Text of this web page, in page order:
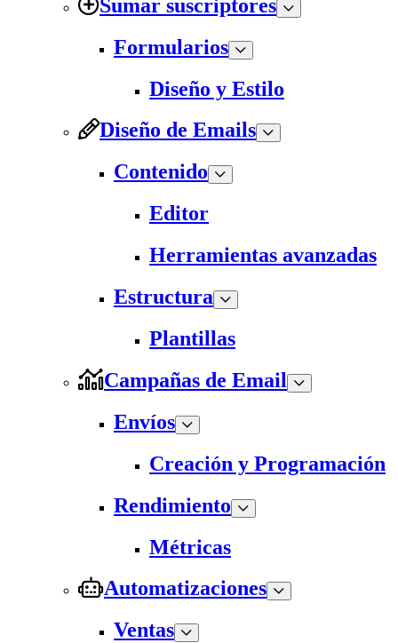
Sumar suscriptores
Formularios
Diseño y Estilo
Diseño de Emails
Contenido
Editor
Herramientas avanzadas
Estructura
Plantillas
Campañas de Email
Envíos
Creación y Programación
Rendimiento
Métricas
Automatizaciones
Ventas